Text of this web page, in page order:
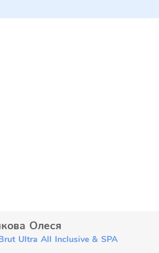
Олеся
Ultra All Inclusive & SPA